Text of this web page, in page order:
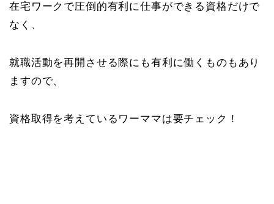
在宅ワークで圧倒的有利に仕事ができる資格だけで
なく、
就職活動を再開させる際にも有利に働くものもあり
ますので、
資格取得を考えているワーママは要チェック！